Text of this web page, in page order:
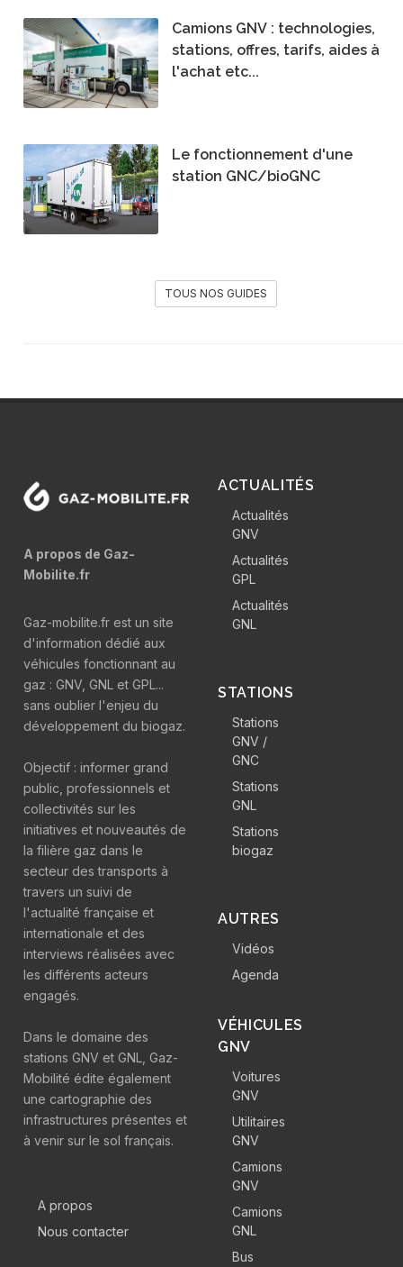
Camions GNV : technologies,
stations, offres, tarifs, aides à
l'achat etc...
Le fonctionnement d'une
station GNC/bioGNC
TOUS NOS GUIDES
A propos de Gaz-
Mobilite.fr
Gaz-mobilite.fr est un site
d'information dédié aux
véhicules fonctionnant au
gaz : GNV, GNL et GPL...
sans oublier l'enjeu du
développement du biogaz.
Objectif : informer grand
public, professionnels et
collectivités sur les
initiatives et nouveautés de
la filière gaz dans le
secteur des transports à
travers un suivi de
l'actualité française et
internationale et des
interviews réalisées avec
les différents acteurs
engagés.
Dans le domaine des
stations GNV et GNL, Gaz-
Mobilité édite également
une cartographie des
infrastructures présentes et
à venir sur le sol français.
A propos
Nous contacter
ACTUALITÉS
Actualités
GNV
Actualités
GPL
Actualités
GNL
STATIONS
Stations
GNV /
GNC
Stations
GNL
Stations
biogaz
AUTRES
Vidéos
Agenda
VÉHICULES
GNV
Voitures
GNV
Utilitaires
GNV
Camions
GNV
Camions
GNL
Bus